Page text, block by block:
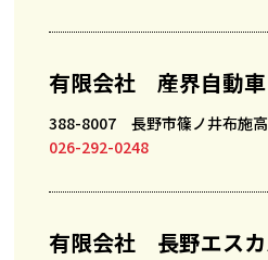
有限会社 産界自動車
388-8007 長野市篠ノ井布施高
026-292-0248
有限会社 長野エス